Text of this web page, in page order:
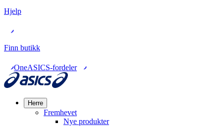
Hjelp
Finn butikk
OneASICS-fordeler
Herre
Fremhevet
Nye produkter